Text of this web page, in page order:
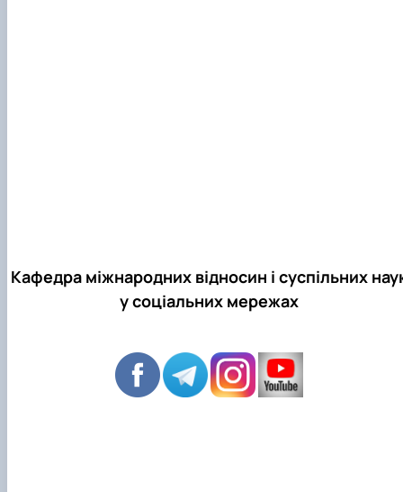
Кафедра міжнародних відносин і суспільних
у соціальних мережах